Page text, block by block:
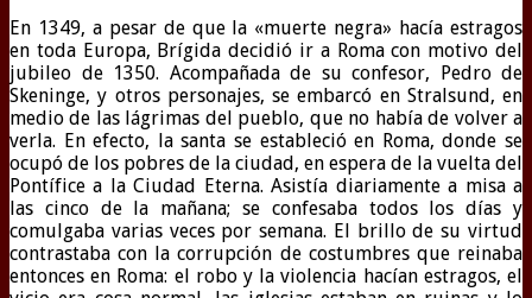
En 1349, a pesar de que la «muerte negra» hacía estragos
en toda Europa, Brígida decidió ir a Roma con motivo del
jubileo de 1350. Acompañada de su confesor, Pedro de
Skeninge, y otros personajes, se embarcó en Stralsund, en
medio de las lágrimas del pueblo, que no había de volver a
verla. En efecto, la santa se estableció en Roma, donde se
ocupó de los pobres de la ciudad, en espera de la vuelta del
Pontífice a la Ciudad Eterna. Asistía diariamente a misa a
las cinco de la mañana; se confesaba todos los días y
comulgaba varias veces por semana. El brillo de su virtud
contrastaba con la corrupción de costumbres que reinaba
entonces en Roma: el robo y la violencia hacían estragos, el